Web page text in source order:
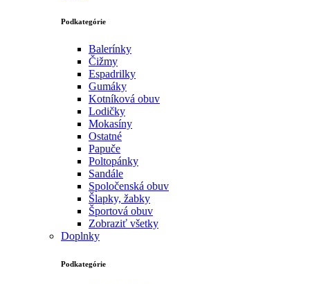
Podkategórie
Balerínky
Čižmy
Espadrilky
Gumáky
Kotníková obuv
Lodičky
Mokasíny
Ostatné
Papuče
Poltopánky
Sandále
Spoločenská obuv
Šlapky, žabky
Športová obuv
Zobraziť všetky
Doplnky
Podkategórie